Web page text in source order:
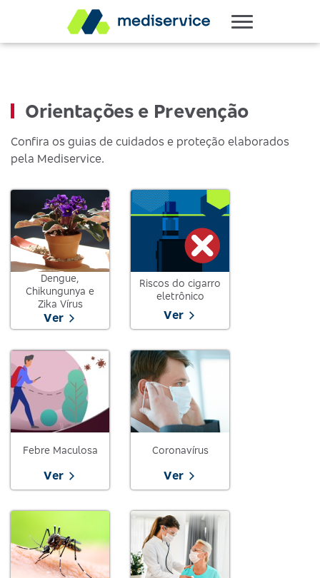
Orientações e Prevenção
Confira os guias de cuidados e proteção elaborados
pela Mediservice.
Dengue,
Chikungunya e
Zika Vírus
Ver
Riscos do cigarro
eletrônico
Ver
Febre Maculosa
Ver
Coronavírus
Ver